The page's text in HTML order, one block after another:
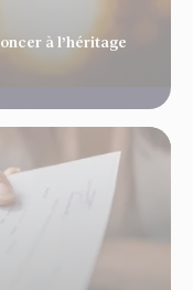
à l’héritage